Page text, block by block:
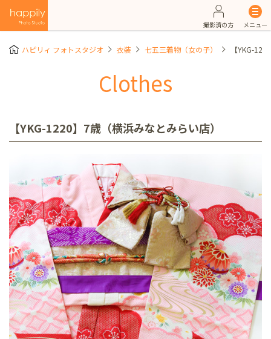
撮影済の方 メニュー
ハピリィ フォトスタジオ 衣装 七五三着物（女の子） 【YKG-
Clothes
【YKG-1220】7歳（横浜みなとみらい店）